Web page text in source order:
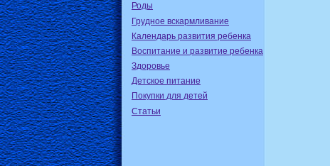
Роды
Грудное вскармливание
Календарь развития ребенка
Воспитание и развитие ребенка
Здоровье
Детское питание
Покупки для детей
Статьи